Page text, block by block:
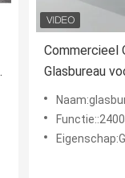
Commercieel
Glasbureau
Office Room